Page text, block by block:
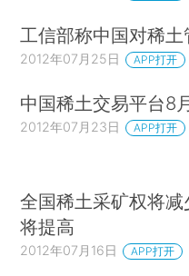
工信部称中国对稀
2012年07月25日 APP打开
中国稀土交易平台8
2012年07月23日 APP打开
全国稀土采矿权将
将提高
2012年07月16日 APP打开